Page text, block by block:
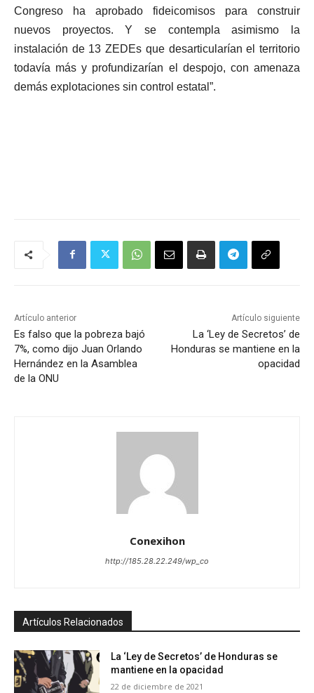
Congreso ha aprobado fideicomisos para construir
nuevos proyectos. Y se contempla asimismo la
instalación de 13 ZEDEs que desarticularían el territorio
todavía más y profundizarían el despojo, con amenaza
demás explotaciones sin control estatal”.
Artículo anterior
Es falso que la pobreza bajó
7%, como dijo Juan Orlando
Hernández en la Asamblea
de la ONU
Artículo siguiente
La ‘Ley de Secretos’ de
Honduras se mantiene en la
opacidad
Conexihon
http://185.28.22.249/wp_co
Artículos Relacionados
La ‘Ley de Secretos’ de Honduras se
mantiene en la opacidad
22 de diciembre de 2021